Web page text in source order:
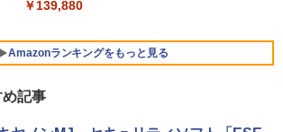
￥139,880
Amazonランキングをもっと見る
Robloxギフトカード - 800 Robux 【限
生成AIパスポート公式テキスト 第４版
Amazon Kindle - 目に優しい、かさばら
記事